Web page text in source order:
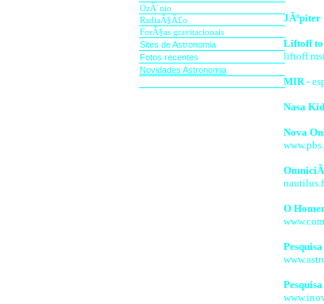
OzÃ´nio
RadiaÃ§Ã£o
ForÃ§as gravitacionais
Sites de Astronomia
Fotos recentes
Novidades Astronomia
JÃºpiter
Liftoff to
MIR-
Nasa
Nova
O